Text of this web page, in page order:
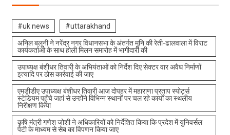
#uk news #uttarakhand
अनिल बलूनी ने नरेंद्र नगर विधानसभा के अंतर्गत मुनि की रेती-ढालवाला में विराट
कार्यकर्ताओ के साथ होली मिलन समारोह में भागीदारी की
उपाध्यक्ष बंशीधर तिवारी के अभियंताओं को निर्देश दिए सेक्टर वार अवैध निर्माणों
इत्यादि पर ठोस कार्रवाई की जाए
एमडीडीए उपाध्यक्ष बंशीधर तिवारी आज दोपहर में महाराणा प्रताप स्पोर्ट्स
स्टेडियम पहुँचे जहां से उन्होंने विभिन्न स्थानों पर चल रहे कार्यों का स्थलीय
निरीक्षण किया
कृषि मंत्री गणेश जोशी ने अधिकारियों को निर्देशित किया कि प्रदेश में युनिवर्सल
पेटी के माध्यम से सेब का विपणन किया जाए